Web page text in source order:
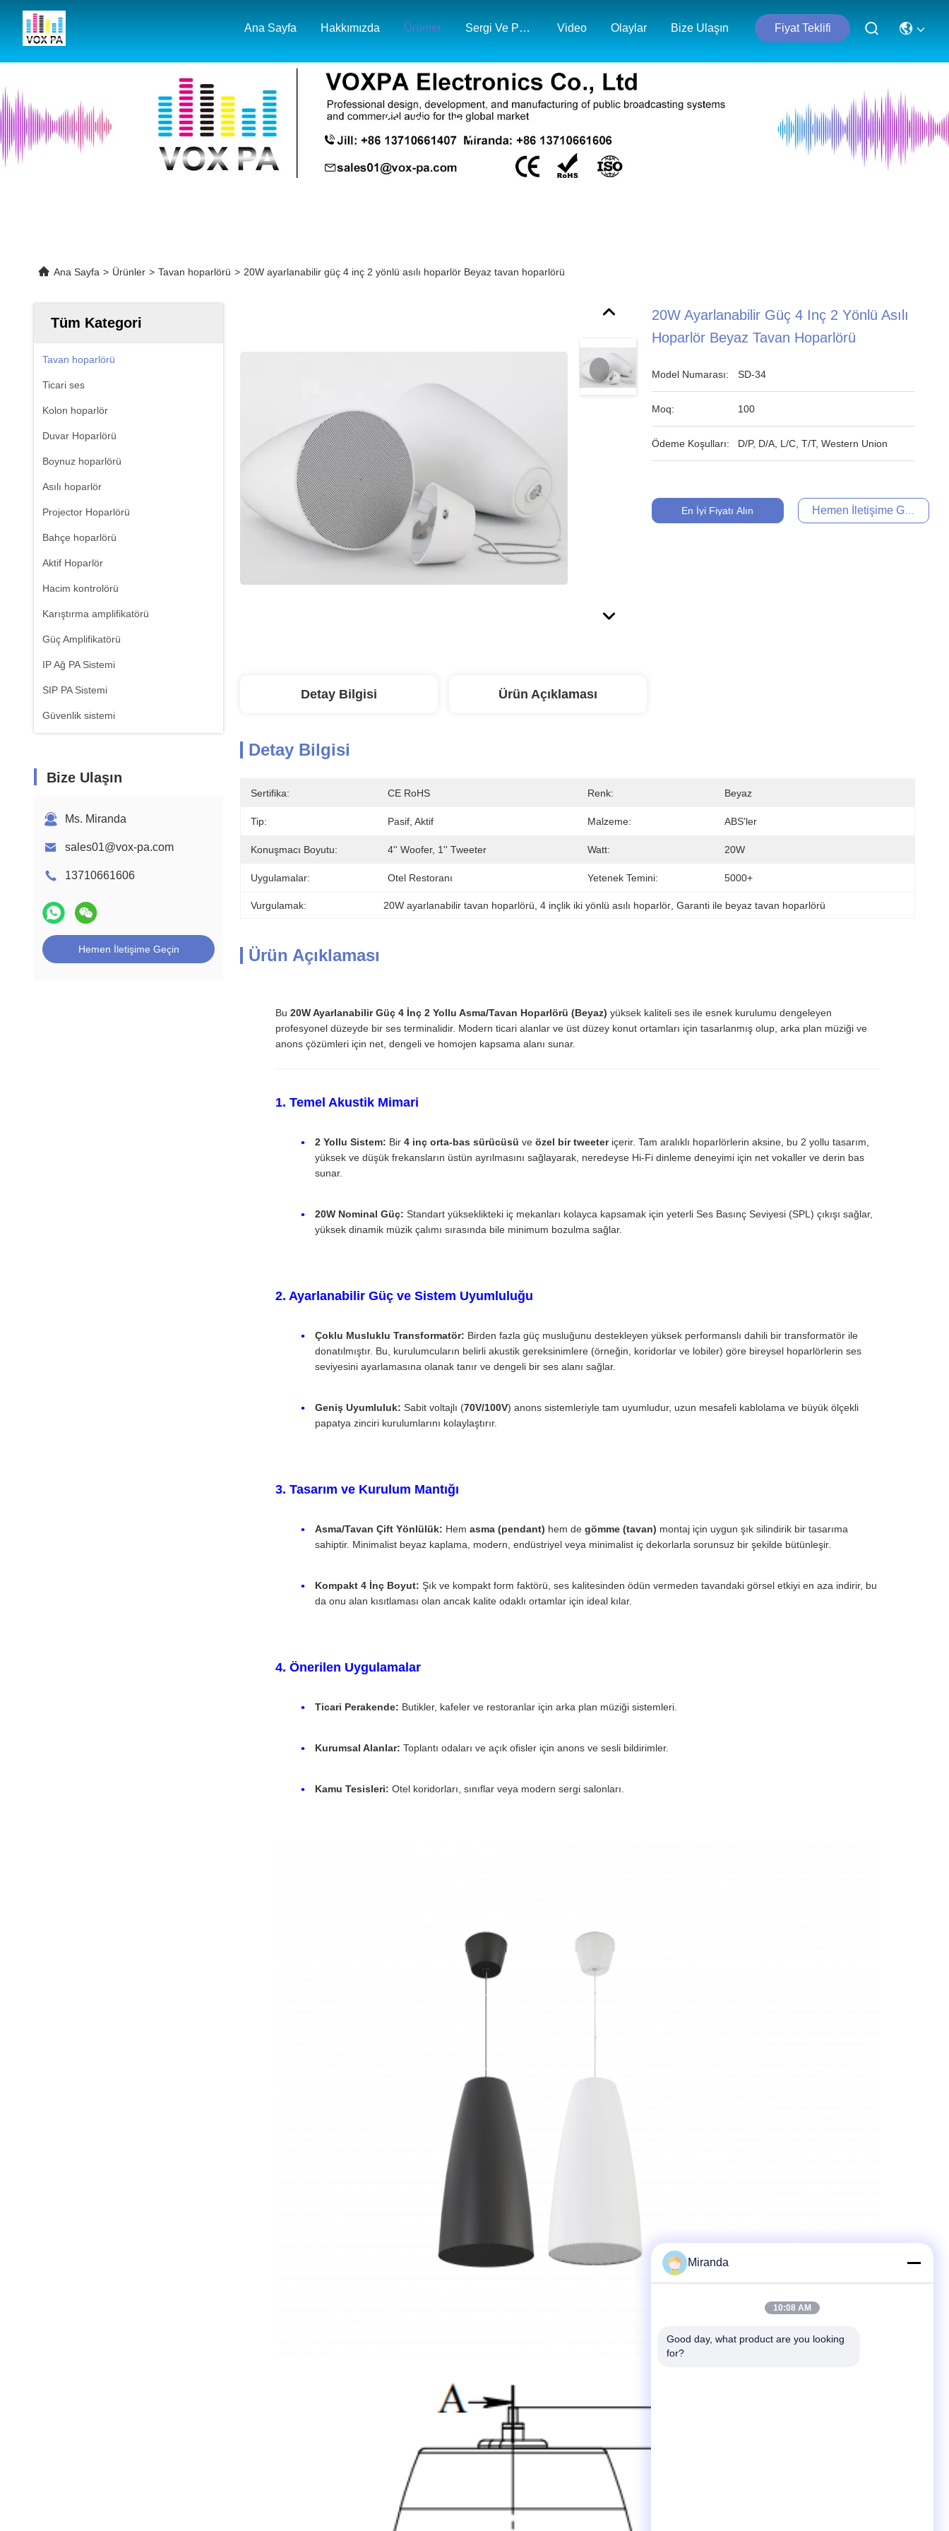
Ana Sayfa Hakkımızda Ürünler Sergi Ve Pazar Haritası Video Olaylar Bize Ulaşın Fiyat Teklifi
Ürün Ayrıntıları
Ana Sayfa > Ürünler > Tavan hoparlörü > 20W ayarlanabilir güç 4 inç 2 yönlü asılı hoparlör Beyaz tavan hoparlörü
Tüm Kategori
Tavan hoparlörü
Ticari ses
Kolon hoparlör
Duvar Hoparlörü
Boynuz hoparlörü
Asılı hoparlör
Projector Hoparlörü
Bahçe hoparlörü
Aktif Hoparlör
Hacim kontrolörü
Karıştırma amplifikatörü
Güç Amplifikatörü
IP Ağ PA Sistemi
SIP PA Sistemi
Güvenlik sistemi
Bize Ulaşın
Ms. Miranda
sales01@vox-pa.com
13710661606
Hemen İletişime Geçin
20W Ayarlanabilir Güç 4 Inç 2 Yönlü Asılı
Hoparlör Beyaz Tavan Hoparlörü
Model Numarası: SD-34
Moq: 100
Ödeme Koşulları: D/P, D/A, L/C, T/T, Western Union
En İyi Fiyatı Alın Hemen İletişime Geçin
Detay Bilgisi Ürün Açıklaması
Detay Bilgisi
Sertifika: CE RoHS Renk: Beyaz
Tip: Pasif, Aktif Malzeme: ABS'ler
Konuşmacı Boyutu: 4'' Woofer, 1'' Tweeter Watt: 20W
Uygulamalar: Otel Restoranı Yetenek Temini: 5000+
Vurgulamak: 20W ayarlanabilir tavan hoparlörü , 4 inçlik iki yönlü asılı hoparlör , Garanti ile beyaz tavan hoparlörü
Ürün Açıklaması
Bu 20W Ayarlanabilir Güç 4 İnç 2 Yollu Asma/Tavan Hoparlörü (Beyaz) yüksek kaliteli ses ile esnek kurulumu dengeleyen
profesyonel düzeyde bir ses terminalidir. Modern ticari alanlar ve üst düzey konut ortamları için tasarlanmış olup, arka plan müziği ve
anons çözümleri için net, dengeli ve homojen kapsama alanı sunar.
1. Temel Akustik Mimari
2 Yollu Sistem: Bir 4 inç orta-bas sürücüsü ve özel bir tweeteriçerir. Tam aralıklı hoparlörlerin aksine, bu 2 yollu tasarım,
yüksek ve düşük frekansların üstün ayrılmasını sağlayarak, neredeyse Hi-Fi dinleme deneyimi için net vokaller ve derin bas
sunar.
20W Nominal Güç: Standart yükseklikteki iç mekanları kolayca kapsamak için yeterli Ses Basınç Seviyesi (SPL) çıkışı sağlar,
yüksek dinamik müzik çalımı sırasında bile minimum bozulma sağlar.
2. Ayarlanabilir Güç ve Sistem Uyumluluğu
Çoklu Musluklu Transformatör: Birden fazla güç musluğunu destekleyen yüksek performanslı dahili bir transformatör ile
donatılmıştır. Bu, kurulumcuların belirli akustik gereksinimlere (örneğin, koridorlar ve lobiler) göre bireysel hoparlörlerin ses
seviyesini ayarlamasına olanak tanır ve dengeli bir ses alanı sağlar.
Geniş Uyumluluk: Sabit voltajlı (70V/100V) anons sistemleriyle tam uyumludur, uzun mesafeli kablolama ve büyük ölçekli
papatya zinciri kurulumlarını kolaylaştırır.
3. Tasarım ve Kurulum Mantığı
Asma/Tavan Çift Yönlülük: Hem asma (pendant) hem de gömme (tavan) montaj için uygun şık silindirik bir tasarıma
sahiptir. Minimalist beyaz kaplama, modern, endüstriyel veya minimalist iç dekorlarla sorunsuz bir şekilde bütünleşir.
Kompakt 4 İnç Boyut: Şık ve kompakt form faktörü, ses kalitesinden ödün vermeden tavandaki görsel etkiyi en aza indirir, bu
da onu alan kısıtlaması olan ancak kalite odaklı ortamlar için ideal kılar.
4. Önerilen Uygulamalar
Ticari Perakende: Butikler, kafeler ve restoranlar için arka plan müziği sistemleri.
Kurumsal Alanlar: Toplantı odaları ve açık ofisler için anons ve sesli bildirimler.
Kamu Tesisleri: Otel koridorları, sınıflar veya modern sergi salonları.
Miranda
10:08 AM
Good day, what product are you looking
for?